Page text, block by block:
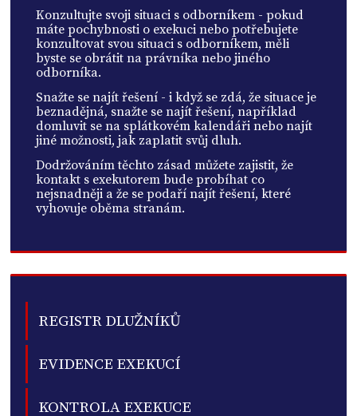
Konzultujte svoji situaci s odborníkem - pokud
máte pochybnosti o exekuci nebo potřebujete
konzultovat svou situaci s odborníkem, měli
byste se obrátit na právníka nebo jiného
odborníka.
Snažte se najít řešení - i když se zdá, že situace je
beznadějná, snažte se najít řešení, například
domluvit se na splátkovém kalendáři nebo najít
jiné možnosti, jak zaplatit svůj dluh.
Dodržováním těchto zásad můžete zajistit, že
kontakt s exekutorem bude probíhat co
nejsnadněji a že se podaří najít řešení, které
vyhovuje oběma stranám.
REGISTR DLUŽNÍKŮ
EVIDENCE EXEKUCÍ
KONTROLA EXEKUCE